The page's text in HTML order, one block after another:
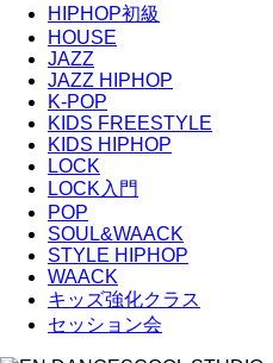
HIPHOP初級
HOUSE
JAZZ
JAZZ HIPHOP
K-POP
KIDS FREESTYLE
KIDS HIPHOP
LOCK
LOCK入門
POP
SOUL&WAACK
STYLE HIPHOP
WAACK
キッズ強化クラス
セッション会